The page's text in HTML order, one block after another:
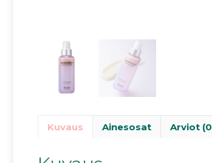
Kuvaus Ainesosat Arviot